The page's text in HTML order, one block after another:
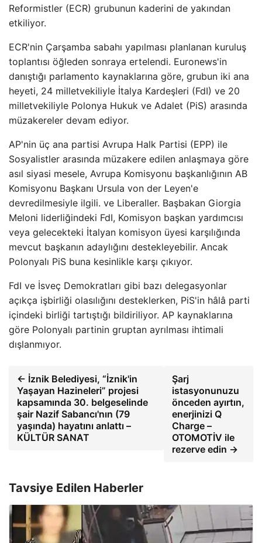
Reformistler (ECR) grubunun kaderini de yakından
etkiliyor.
ECR'nin Çarşamba sabahı yapılması planlanan kuruluş
toplantısı öğleden sonraya ertelendi. Euronews'in
danıştığı parlamento kaynaklarına göre, grubun iki ana
heyeti, 24 milletvekiliyle İtalya Kardeşleri (FdI) ve 20
milletvekiliyle Polonya Hukuk ve Adalet (PiS) arasında
müzakereler devam ediyor.
AP'nin üç ana partisi Avrupa Halk Partisi (EPP) ile
Sosyalistler arasında müzakere edilen anlaşmaya göre
asıl siyasi mesele, Avrupa Komisyonu başkanlığının AB
Komisyonu Başkanı Ursula von der Leyen'e
devredilmesiyle ilgili. ve Liberaller. Başbakan Giorgia
Meloni liderliğindeki FdI, Komisyon başkan yardımcısı
veya gelecekteki İtalyan komisyon üyesi karşılığında
mevcut başkanın adaylığını destekleyebilir. Ancak
Polonyalı PiS buna kesinlikle karşı çıkıyor.
FdI ve İsveç Demokratları gibi bazı delegasyonlar
açıkça işbirliği olasılığını desteklerken, PiS'in hâlâ parti
içindeki birliği tartıştığı bildiriliyor. AP kaynaklarına
göre Polonyalı partinin gruptan ayrılması ihtimali
dışlanmıyor.
← İznik Belediyesi, “İznik'in
Yaşayan Hazineleri” projesi
kapsamında 30. belgeselinde
şair Nazif Sabancı'nın (79
yaşında) hayatını anlattı –
KÜLTÜR SANAT
Şarj
istasyonunuzu
önceden ayırtın,
enerjinizi Q
Charge –
OTOMOTİV ile
rezerve edin →
Tavsiye Edilen Haberler